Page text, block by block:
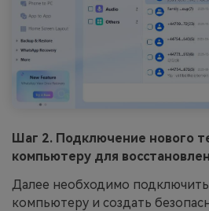
Шаг 2. Подключение нового
компьютеру для
Далее необходимо
компьютеру и создать